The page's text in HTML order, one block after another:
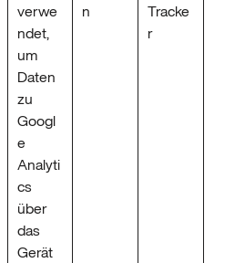
verwe
ndet,
um
Daten
zu
Googl
e
Analyti
cs
über
das
Gerät
n
Tracke
r